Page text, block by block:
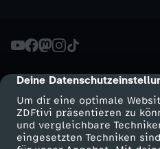
cmp-dialog-description
Deine
Um dir eine optimale
ZDFtivi präsentieren zu
und vergleichbare
eingesetzten Techniken
t
z
e